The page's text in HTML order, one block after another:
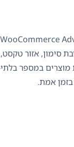
סימון, אזור
במספר
אמת.